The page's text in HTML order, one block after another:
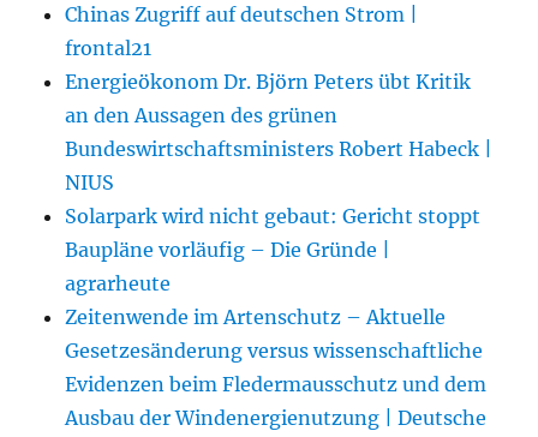
Chinas Zugriff auf deutschen Strom |
frontal21
Energieökonom Dr. Björn Peters übt Kritik
an den Aussagen des grünen
Bundeswirtschaftsministers Robert Habeck |
NIUS
Solarpark wird nicht gebaut: Gericht stoppt
Baupläne vorläufig – Die Gründe |
agrarheute
Zeitenwende im Artenschutz – Aktuelle
Gesetzesänderung versus wissenschaftliche
Evidenzen beim Fledermausschutz und dem
Ausbau der Windenergienutzung | Deutsche